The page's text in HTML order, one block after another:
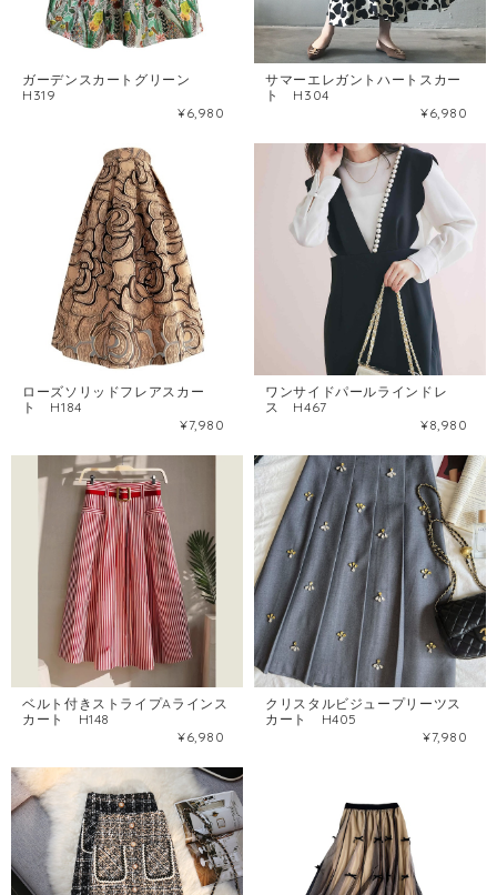
ガーデンスカートグリーン
H319
¥6,980
サマーエレガントハートスカー
ト H304
¥6,980
ローズソリッドフレアスカー
ト H184
¥7,980
ワンサイドパールラインドレ
ス H467
¥8,980
ベルト付きストライプAラインス
カート H148
¥6,980
クリスタルビジュープリーツス
カート H405
¥7,980